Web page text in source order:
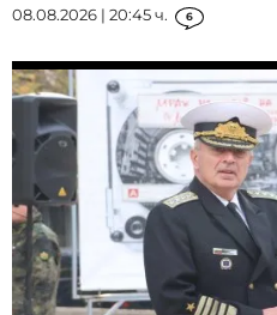
08.08.2026 | 20:45 ч. 6